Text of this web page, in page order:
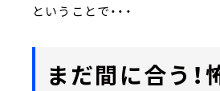
ということで・・・
まだ間に合う！